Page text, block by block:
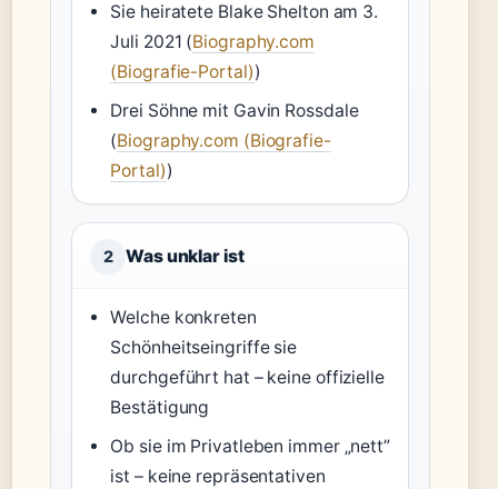
Sie heiratete Blake Shelton am 3.
Juli 2021 (Biography.com
(Biografie-Portal))
Drei Söhne mit Gavin Rossdale
(Biography.com (Biografie-
Portal))
2 Was unklar ist
Welche konkreten
Schönheitseingriffe sie
durchgeführt hat – keine offizielle
Bestätigung
Ob sie im Privatleben immer „nett”
ist – keine repräsentativen